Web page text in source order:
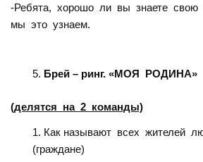
-Ребята, хорошо ли вы знаете свою
мы это узнаем.
Брей – ринг. «МОЯ РОДИНА»
(делятся на 2 команды)
Как называют всех жителей
(граждане)